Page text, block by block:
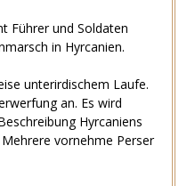
Führer und Soldaten
in Hyrcanien.
unterirdischem Laufe.
an. Es wird
Hyrcaniens
vornehme Perser